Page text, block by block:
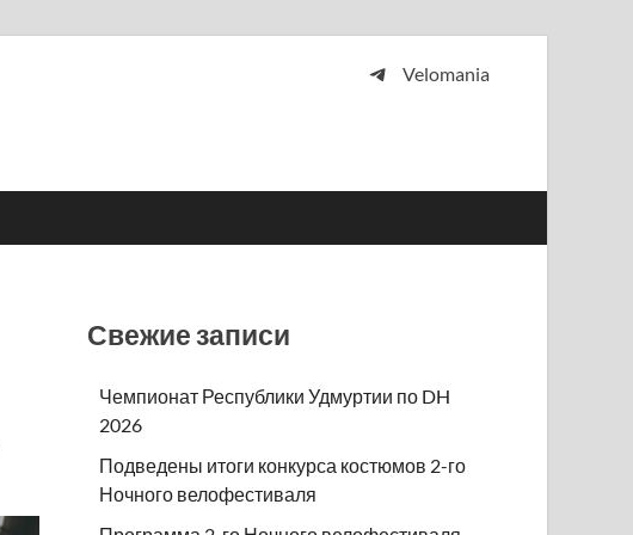
Velomania
Свежие записи
Чемпионат Республики Удмуртии по DH
2026
Подведены итоги конкурса костюмов 2-го
Ночного велофестиваля